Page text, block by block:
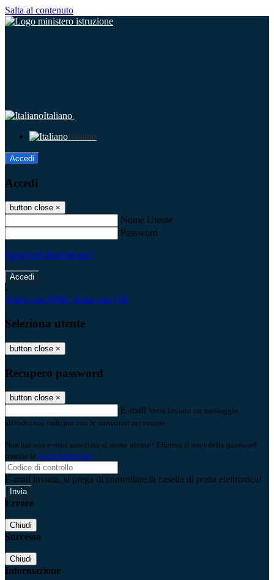
Salta al contenuto
Italiano
Italiano
Accedi
Accedi
button close ×
Nome Utente
Password
Password dimenticata?
-
Entra con SPID Entra con CIE
Seleziona utente
button close ×
Recupero password
button close ×
E-mail Verrà inviato un messaggio
all'indirizzo indicato con le istruzioni necessarie.
Non hai una e-mail associata al nome utente? Effettua il reset della password
tramite la Login Spaggiari
E-mail inviata, si prega di controllare la casella di posta elettronica!
Errore
Chiudi
Successo
Chiudi
Informazione